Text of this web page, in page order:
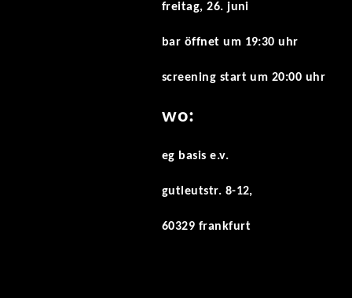
freitag, 26. juni
bar öffnet um 19:30 uhr
screening start um 20:00 uhr
wo:
eg basis e.v.
gutleutstr. 8-12,
60329 frankfurt